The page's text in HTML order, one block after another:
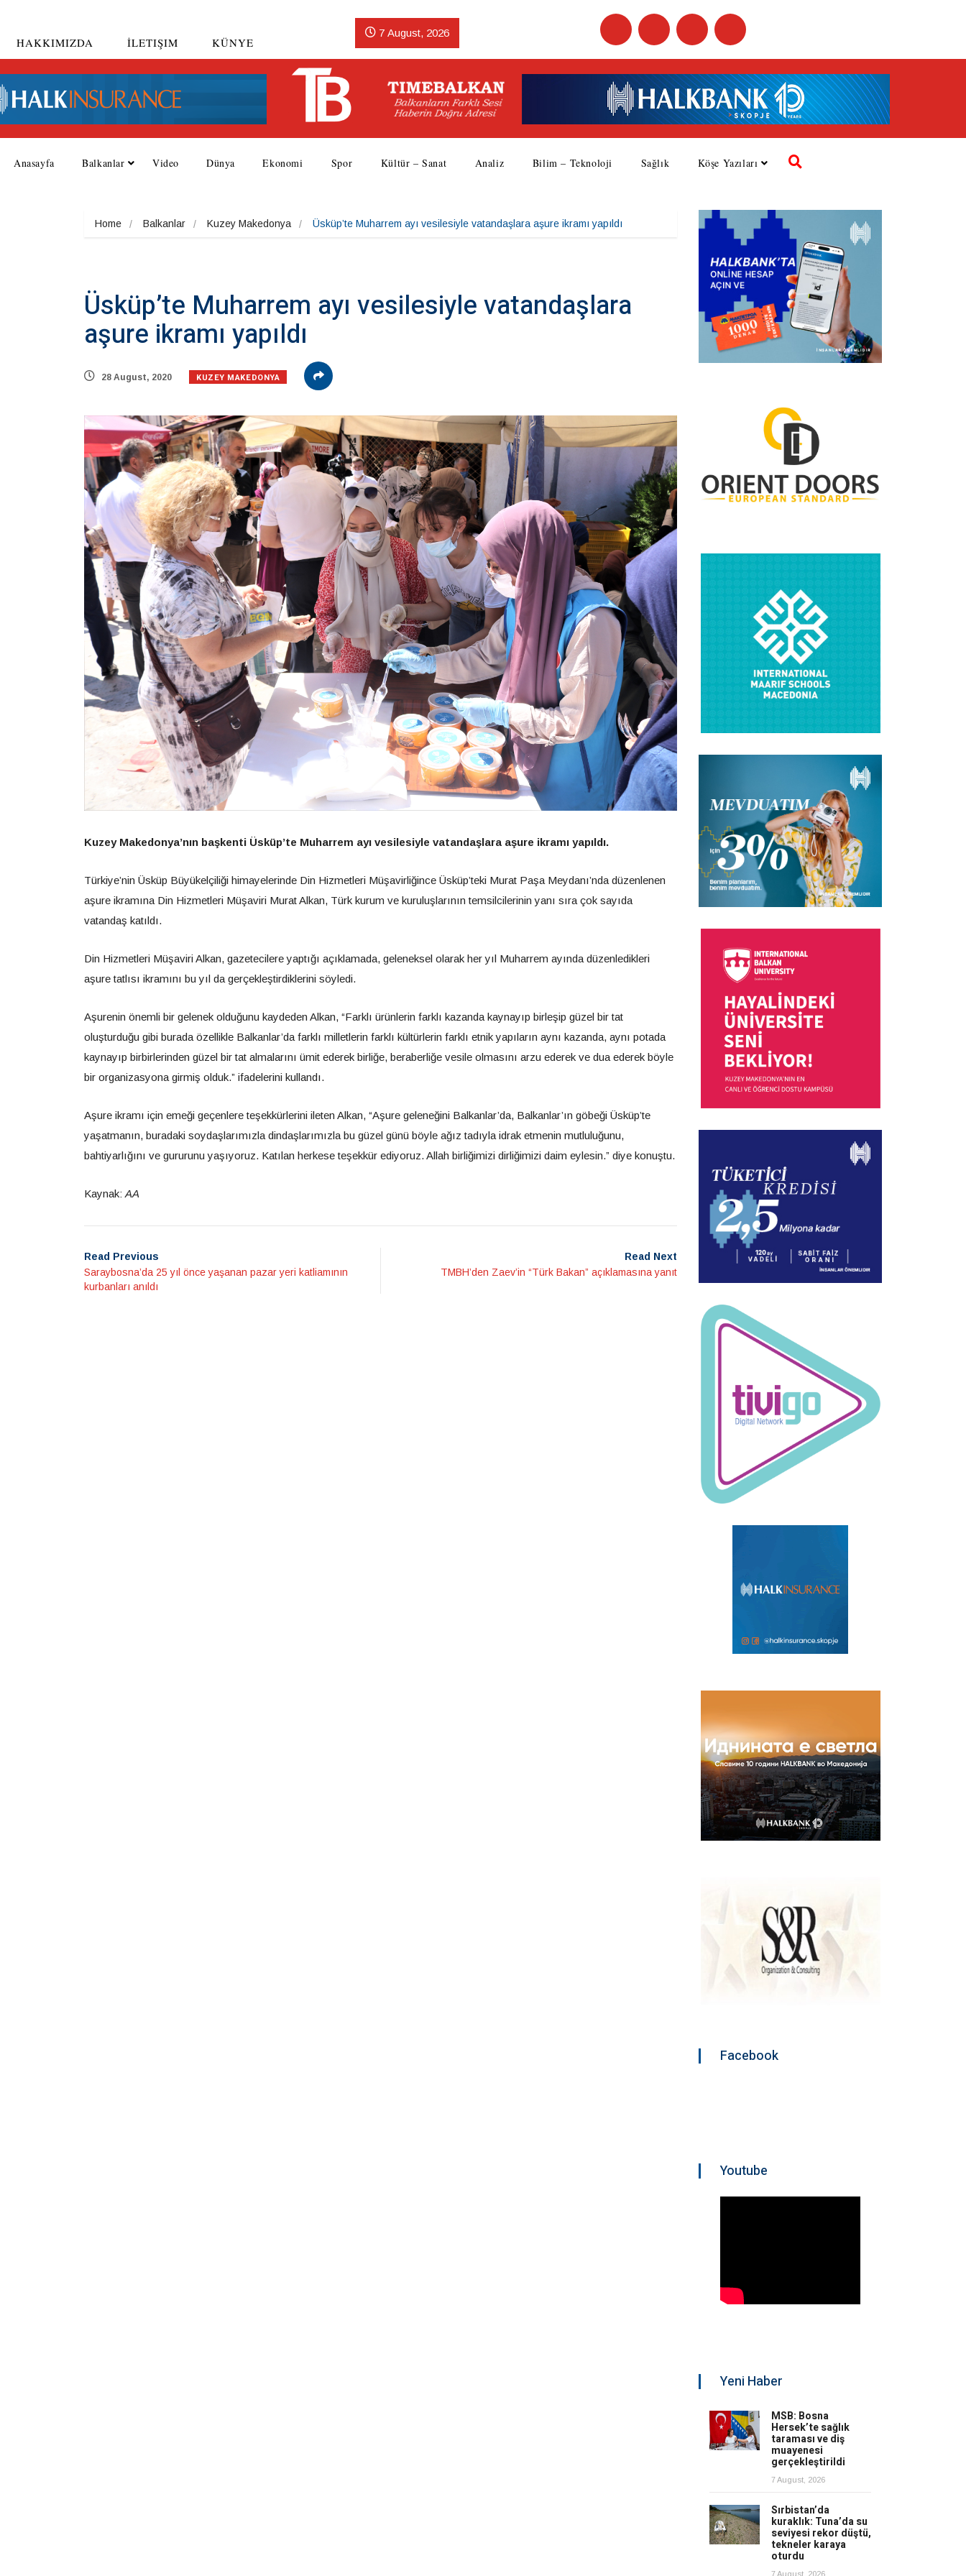
HAKKIMIZDA İLETIŞIM KÜNYE
7 August, 2026
Anasayfa Balkanlar Video Dünya Ekonomi Spor Kültür – Sanat Analiz Bilim – Teknoloji Sağlık Köşe Yazıları
Home Balkanlar Kuzey Makedonya Üsküp’te Muharrem ayı vesilesiyle vatandaşlara aşure ikramı yapıldı
Üsküp’te Muharrem ayı vesilesiyle vatandaşlara
aşure ikramı yapıldı
28 August, 2020 KUZEY MAKEDONYA
Kuzey Makedonya’nın başkenti Üsküp’te Muharrem ayı vesilesiyle vatandaşlara aşure ikramı yapıldı.
Türkiye’nin Üsküp Büyükelçiliği himayelerinde Din Hizmetleri Müşavirliğince Üsküp’teki Murat Paşa Meydanı’nda düzenlenen
aşure ikramına Din Hizmetleri Müşaviri Murat Alkan, Türk kurum ve kuruluşlarının temsilcilerinin yanı sıra çok sayıda
vatandaş katıldı.
Din Hizmetleri Müşaviri Alkan, gazetecilere yaptığı açıklamada, geleneksel olarak her yıl Muharrem ayında düzenledikleri
aşure tatlısı ikramını bu yıl da gerçekleştirdiklerini söyledi.
Aşurenin önemli bir gelenek olduğunu kaydeden Alkan, “Farklı ürünlerin farklı kazanda kaynayıp birleşip güzel bir tat
oluşturduğu gibi burada özellikle Balkanlar’da farklı milletlerin farklı kültürlerin farklı etnik yapıların aynı kazanda, aynı potada
kaynayıp birbirlerinden güzel bir tat almalarını ümit ederek birliğe, beraberliğe vesile olmasını arzu ederek ve dua ederek böyle
bir organizasyona girmiş olduk.” ifadelerini kullandı.
Aşure ikramı için emeği geçenlere teşekkürlerini ileten Alkan, “Aşure geleneğini Balkanlar’da, Balkanlar’ın göbeği Üsküp’te
yaşatmanın, buradaki soydaşlarımızla dindaşlarımızla bu güzel günü böyle ağız tadıyla idrak etmenin mutluluğunu,
bahtiyarlığını ve gururunu yaşıyoruz. Katılan herkese teşekkür ediyoruz. Allah birliğimizi dirliğimizi daim eylesin.” diye konuştu.
Kaynak: AA
Read Previous
Saraybosna’da 25 yıl önce yaşanan pazar yeri katliamının
kurbanları anıldı
Read Next
TMBH’den Zaev’in “Türk Bakan” açıklamasına yanıt
Facebook
Youtube
Yeni Haber
MSB: Bosna
Hersek’te sağlık
taraması ve diş
muayenesi
gerçekleştirildi
7 August, 2026
Sırbistan’da
kuraklık: Tuna’da su
seviyesi rekor düştü,
tekneler karaya
oturdu
7 August, 2026